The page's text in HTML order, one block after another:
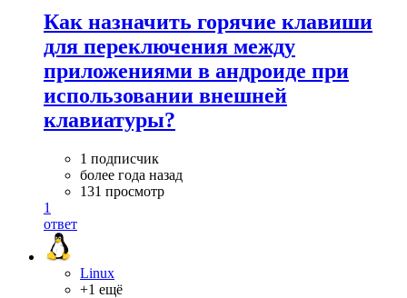
Как назначить горячие клавиши
для переключения между
приложениями в андроиде при
использовании внешней
клавиатуры?
1 подписчик
более года назад
131 просмотр
1
ответ
Linux
+1 ещё